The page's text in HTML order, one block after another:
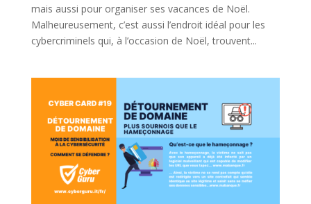
mais aussi pour organiser ses vacances de Noël.
Malheureusement, c’est aussi l’endroit idéal pour les
cybercriminels qui, à l’occasion de Noël, trouvent...